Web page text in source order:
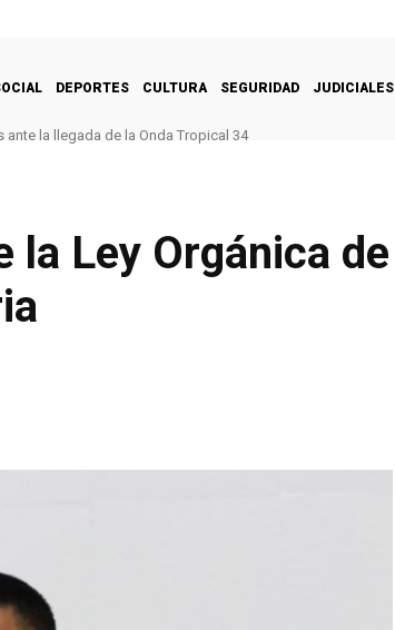
DEPORTES CULTURA SEGURIDAD JUDICIALES
la llegada de la Onda Tropical 34
la Ley Orgánica de